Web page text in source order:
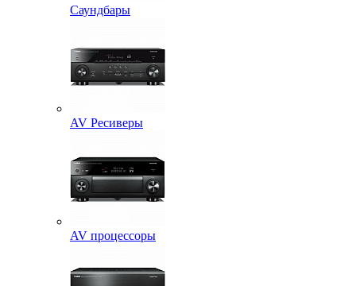
Саундбары
AV Ресиверы
AV процессоры